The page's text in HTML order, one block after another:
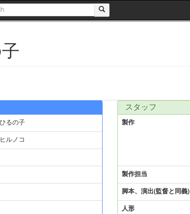
るの子
ルノコ
スタッフ
製作
製作担当
脚本、演出(監督と同義)
人形